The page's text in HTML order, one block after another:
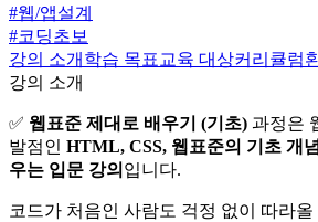
#웹/앱설계
#코딩초보
강의 소개 학습 목표 교육 대상커리큘럼
강의 소개
✅ 웹표준 제대로 배우기 (기초) 과정은
발점인 HTML, CSS, 웹표준의 기초 개
우는 입문 강의 입니다.
코드가 처음인 사람도 걱정 없이 따라